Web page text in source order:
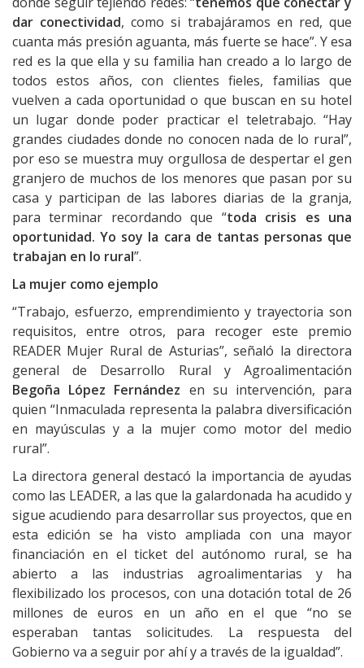
dar conectividad, como si trabajáramos en red, que
cuanta más presión aguanta, más fuerte se hace”. Y esa
red es la que ella y su familia han creado a lo largo de
todos estos años, con clientes fieles, familias que
vuelven a cada oportunidad o que buscan en su hotel
un lugar donde poder practicar el teletrabajo. “Hay
grandes ciudades donde no conocen nada de lo rural”,
por eso se muestra muy orgullosa de despertar el gen
granjero de muchos de los menores que pasan por su
casa y participan de las labores diarias de la granja,
para terminar recordando que “toda crisis es una
oportunidad. Yo soy la cara de tantas personas que
trabajan en lo rural”.
La mujer como ejemplo
“Trabajo, esfuerzo, emprendimiento y trayectoria son
requisitos, entre otros, para recoger este premio
READER Mujer Rural de Asturias”, señaló la directora
general de Desarrollo Rural y Agroalimentación
Begoña López Fernández en su intervención, para
quien “Inmaculada representa la palabra diversificación
en mayúsculas y a la mujer como motor del medio
rural”.
La directora general destacó la importancia de ayudas
como las LEADER, a las que la galardonada ha acudido y
sigue acudiendo para desarrollar sus proyectos, que en
esta edición se ha visto ampliada con una mayor
financiación en el ticket del autónomo rural, se ha
abierto a las industrias agroalimentarias y ha
flexibilizado los procesos, con una dotación total de 26
millones de euros en un año en el que “no se
esperaban tantas solicitudes. La respuesta del
Gobierno va a seguir por ahí y a través de la igualdad”.